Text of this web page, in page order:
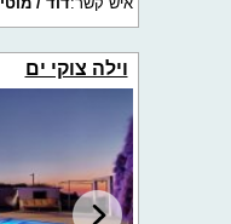
וילה צוקי ים